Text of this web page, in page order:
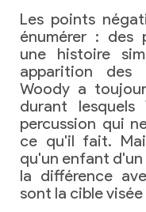
Les points
énumérer : des
une histoire
apparition des
Woody a
durant
percussion qui
ce qu'il fait.
qu'un enfant d'un
la différence
sont la cible